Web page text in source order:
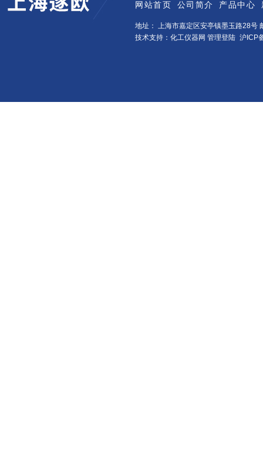
网站首页 公司简介 产品中心
地址： 上海市嘉定区安亭镇墨玉路28号
技术支持：化工仪器网 管理登陆 沪ICP